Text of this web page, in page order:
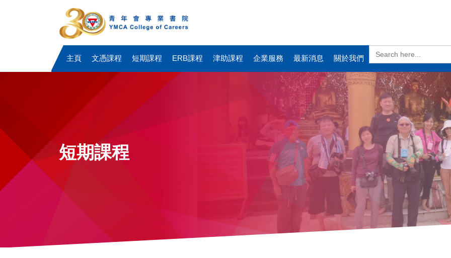
主頁 文憑課程 短期課程 ERB課程 津助課程 企業服務 最新消息 關於我們
Search
for:
短期課程